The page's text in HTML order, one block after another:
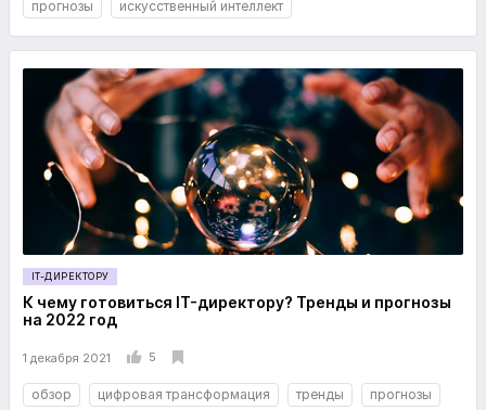
прогнозы
искусственный интеллект
IT-ДИРЕКТОРУ
К чему готовиться IT-директору? Тренды и прогнозы
на 2022 год
1 декабря 2021 5
обзор цифровая трансформация тренды прогнозы